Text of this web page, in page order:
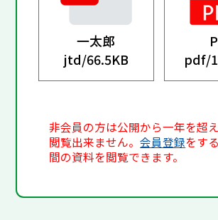
一太郎
jtd/66.5KB
pdf/
非会員の方は公開から一年を超
閲覧出来ません。会員登録をす
間の資料を閲覧できます。